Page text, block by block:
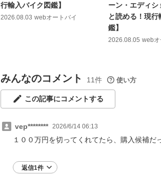
行輸入バイク図鑑】
2026.08.03 webオートバイ
ーン・エディシ
と読める！現行
鑑】
2026.08.05 webオ
みんなのコメント 11件 使い方
この記事にコメントする
vep******** 2026/6/14 06:13
１００万円を切ってくれてたら、購入候補だ
返信1件